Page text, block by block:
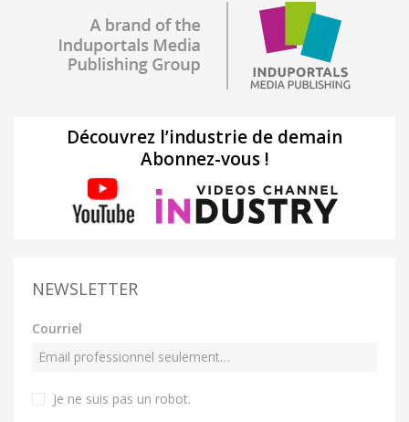
Découvrez l’industrie de demain
Abonnez-vous !
NEWSLETTER
Courriel
Je ne suis pas un robot.